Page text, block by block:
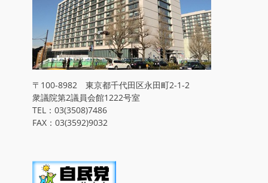
〒100-8982 東京都千代田区永田町2-1-2
衆議院第2議員会館1222号室
TEL：03(3508)7486
FAX：03(3592)9032